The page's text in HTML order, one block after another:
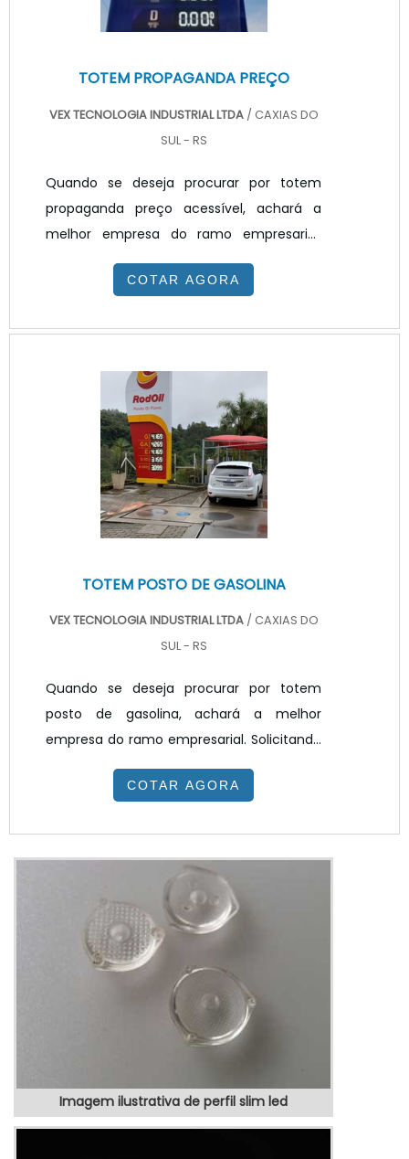
TOTEM PROPAGANDA PREÇO
VEX TECNOLOGIA INDUSTRIAL LTDA / CAXIAS DO
SUL - RS
Quando se deseja procurar por totem
propaganda preço acessível, achará a
melhor empresa do ramo empresarial.
Solicitando um orçamento na melhor
empresa do segmento e encontrando a
benefício.TOTEM PROPAGANDA PREÇO
totem propaganda preço justo e em uma
empresa transparente, vai até o site da
VEX Tecnologia. A empresa trabalha com
painel de LED para posto de combustível e
COTAR AGORA
TOTEM POSTO DE GASOLINA
VEX TECNOLOGIA INDUSTRIAL LTDA / CAXIAS DO
SUL - RS
Quando se deseja procurar por totem
posto de gasolina, achará a melhor
empresa do ramo empresarial. Solicitando
um orçamento na melhor empresa do
segmento e encontrando a melhor em
colaboradores da VEX Tecnologia é
possível encontrar precisão com produtos
eletrônicos de qualidade para controle e
automação de processos.MAIS SOBRE
TOTEM POSTO DE GASOLINAHá muit...
COTAR AGORA
Imagem ilustrativa de perfil slim led